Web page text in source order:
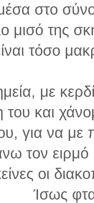
στο
μισό της
τόσο
με
και
για να με
τον ειρμό
οι
Ίσως